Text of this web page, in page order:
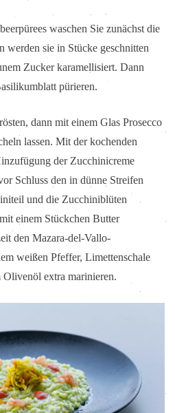
waschen Sie zunächst die
werden sie in Stücke geschnitten
Zucker karamellisiert. Dann
pürieren.
dann mit einem Glas Prosecco
lassen. Mit der kochenden
der Zucchinicreme
Schluss den in dünne Streifen
und die Zucchiniblüten
einem Stückchen Butter
den Mazara-del-Vallo-
weißen Pfeffer, Limettenschale
extra marinieren.